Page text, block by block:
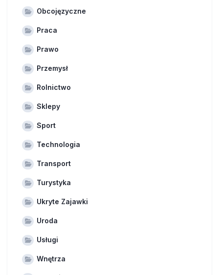
Obcojęzyczne
Praca
Prawo
Przemysł
Rolnictwo
Sklepy
Sport
Technologia
Transport
Turystyka
Ukryte Zajawki
Uroda
Usługi
Wnętrza